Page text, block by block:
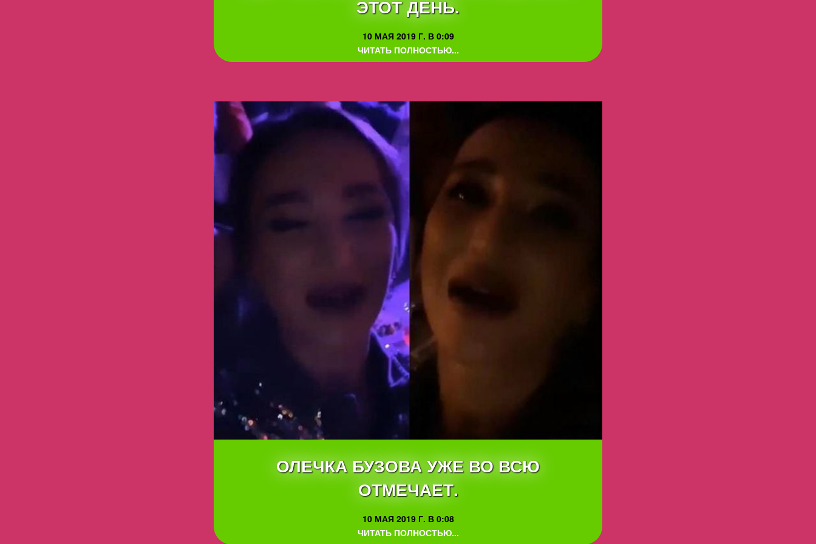
ЭТОТ ДЕНЬ.
10 МАЯ 2019 Г. В 0:09
ЧИТАТЬ ПОЛНОСТЬЮ...
ОЛЕЧКА БУЗОВА УЖЕ ВО ВСЮ
ОТМЕЧАЕТ.
10 МАЯ 2019 Г. В 0:08
ЧИТАТЬ ПОЛНОСТЬЮ...